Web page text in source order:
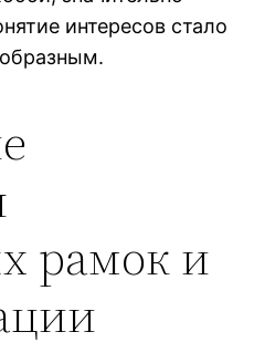
интересов стало
рамок и